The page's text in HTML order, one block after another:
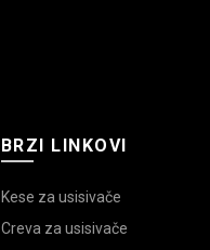
BRZI LINKOVI
Kese za usisivače
Creva za usisivače